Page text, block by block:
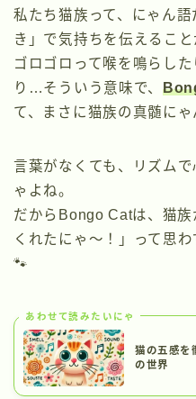
私たち猫族って、にゃん
き」で気持ちを伝えること
ゴロゴロって喉を鳴らし
り…そういう意味で、
て、まさに猫族の真髄にゃ
言葉がなくても、リズム
ゃよね。
だからBongo Catは、猫
くれたにゃ〜！」って思
🐾
あわせて読みたいにゃ
猫の五感を
の世界